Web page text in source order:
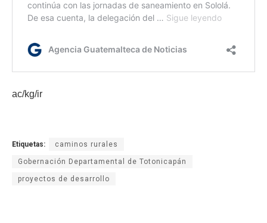
ac/kg/ir
Etiquetas: caminos rurales
Gobernación Departamental de Totonicapán
proyectos de desarrollo